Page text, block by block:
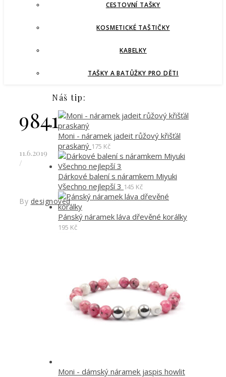
CESTOVNÍ TAŠKY
KOSMETICKÉ TAŠTIČKY
KABELKY
TAŠKY A BATŮŽKY PRO DĚTI
9841
11.6.2019
/
By designoved
Náš tip:
Moni - náramek jadeit růžový křišťál
praskaný 175 Kč
Dárkové balení s náramkem Miyuki
Všechno nejlepší 3 145 Kč
Pánský náramek láva dřevěné korálky
195 Kč
Moni - dámský náramek jaspis howlit